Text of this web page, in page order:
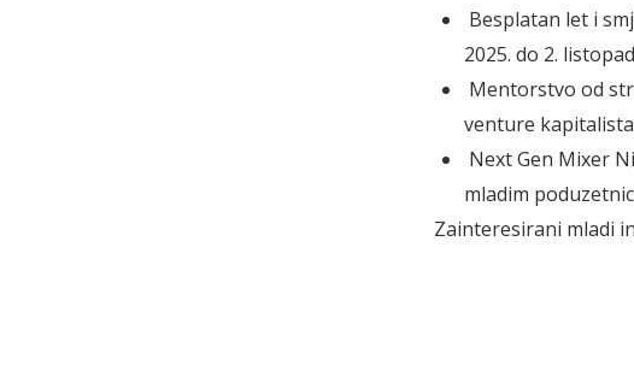
Besplatan let i
2025. do 2.
Mentorstvo od
venture
Next Gen Mixer
mladim
Zainteresirani mladi